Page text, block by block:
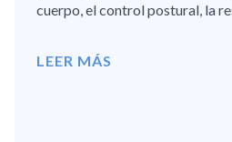
cuerpo, el control postural, la
LEER MÁS